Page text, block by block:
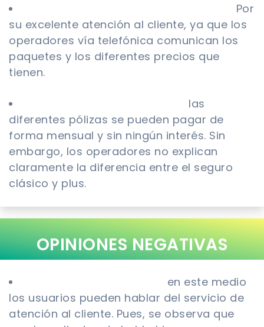
Por
su excelente atención al cliente, ya que los
operadores vía telefónica comunican los
paquetes y los diferentes precios que
tienen.
las
diferentes pólizas se pueden pagar de
forma mensual y sin ningún interés. Sin
embargo, los operadores no explican
claramente la diferencia entre el seguro
clásico y plus.
OPINIONES NEGATIVAS
en este medio
los usuarios pueden hablar del servicio de
atención al cliente. Pues, se observa que